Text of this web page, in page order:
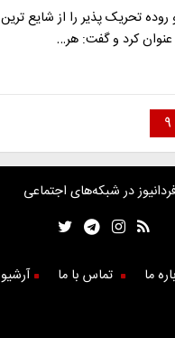
تحریک پذیر را از شایع ترین
کرد و گفت: هر…
۹
در شبکه‌های اجتماعی
ما تماس با ما آرشیو